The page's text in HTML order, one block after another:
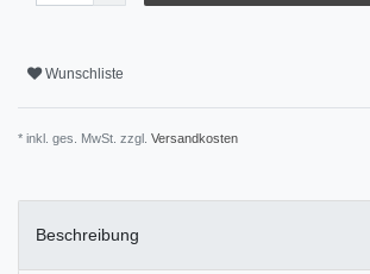
Wunschliste
* inkl. ges. MwSt. zzgl. Versandkosten
Beschreibung